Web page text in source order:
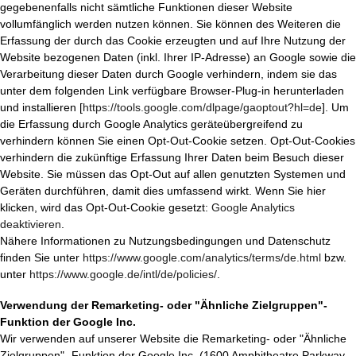
gegebenenfalls nicht sämtliche Funktionen dieser Website
vollumfänglich werden nutzen können. Sie können des Weiteren die
Erfassung der durch das Cookie erzeugten und auf Ihre Nutzung der
Website bezogenen Daten (inkl. Ihrer IP-Adresse) an Google sowie die
Verarbeitung dieser Daten durch Google verhindern, indem sie das
unter dem folgenden Link verfügbare Browser-Plug-in herunterladen
und installieren [https://tools.google.com/dlpage/gaoptout?hl=de]. Um
die Erfassung durch Google Analytics geräteübergreifend zu
verhindern können Sie einen Opt-Out-Cookie setzen. Opt-Out-Cookies
verhindern die zukünftige Erfassung Ihrer Daten beim Besuch dieser
Website. Sie müssen das Opt-Out auf allen genutzten Systemen und
Geräten durchführen, damit dies umfassend wirkt. Wenn Sie hier
klicken, wird das Opt-Out-Cookie gesetzt: Google Analytics
deaktivieren
Nähere Informationen zu Nutzungsbedingungen und Datenschutz
finden Sie unter https://www.google.com/analytics/terms/de.html bzw.
unter https://www.google.de/intl/de/policies/
Verwendung der Remarketing- oder "Ähnliche Zielgruppen"-
Funktion der Google Inc.
Wir verwenden auf unserer Website die Remarketing- oder "Ähnliche